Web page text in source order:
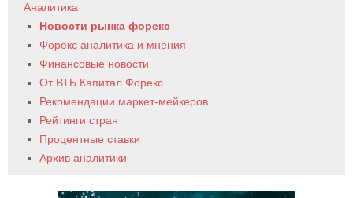
Аналитика
Новости рынка форекс
Форекс аналитика и мнения
Финансовые новости
От ВТБ Капитал Форекс
Рекомендации маркет-мейкеров
Рейтинги стран
Процентные ставки
Архив аналитики